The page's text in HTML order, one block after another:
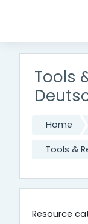
Tools
Home
Tools &
Resource